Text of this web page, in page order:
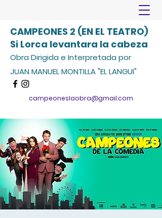
CAMPEONES 2 (EN EL TEATRO)
Si Lorca levantara la cabeza
Obra Dirigida e Interpretada por
JUAN MANUEL MONTILLA "EL LANGUI"
campeoneslaobra@gmail.com